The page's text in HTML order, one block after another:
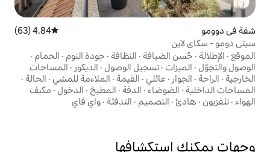
·النظافة·جودة النوم ·الحمام ·
تسجيل الوصول·الديكور·المساحات
·القيمة·الملاءمة للمشي·الحالة·
·الدقة·المطبخ·الدخول·مكيف
·التدفئة·واي فاي